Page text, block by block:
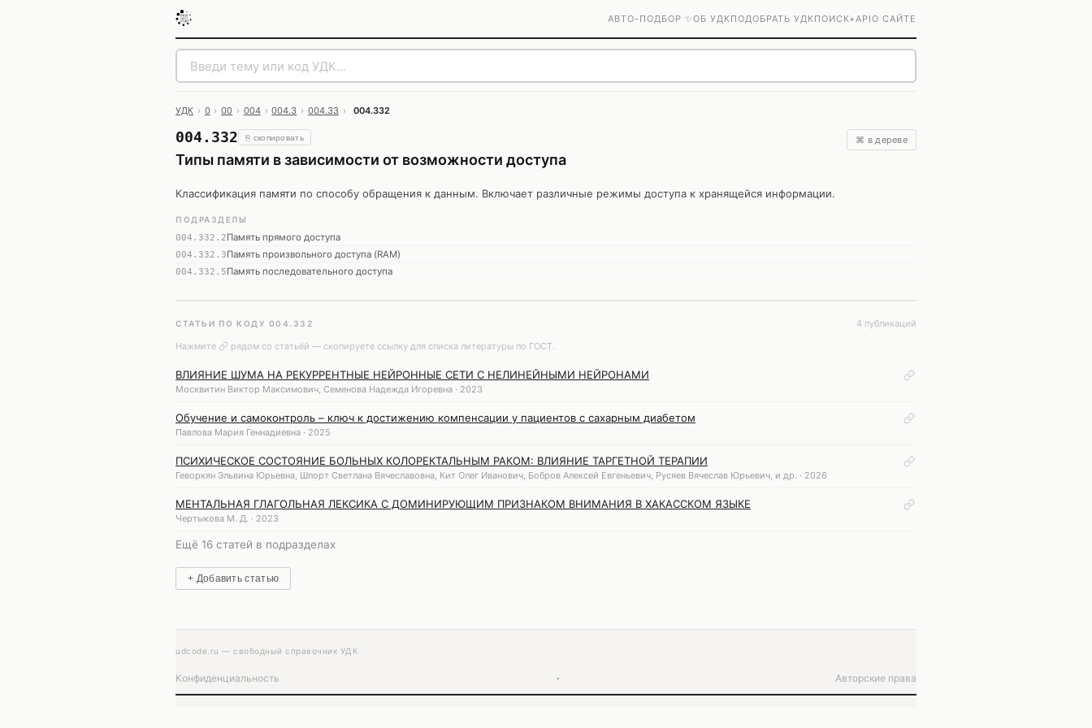
АВТО-ПОДБОР ✨ОБ УДКПОДОБРАТЬ УДКПОИСК+APIО САЙТЕ
УДК › 0 › 00 › 004 › 004.3 › 004.33 › 004.332
004.332 ⎘ скопировать
Типы памяти в зависимости от возможности доступа
⌘ в дереве
Классификация памяти по способу обращения к данным. Включает различные режимы доступа к хранящейся информации.
ПОДРАЗДЕЛЫ
004.332.2Память прямого доступа
004.332.3Память произвольного доступа (RAM)
004.332.5Память последовательного доступа
СТАТЬИ ПО КОДУ 004.332
4 публикаций
Нажмите
рядом со статьёй — скопируете ссылку для списка литературы по ГОСТ.
ВЛИЯНИЕ ШУМА НА РЕКУРРЕНТНЫЕ НЕЙРОННЫЕ СЕТИ С НЕЛИНЕЙНЫМИ НЕЙРОНАМИ
Москвитин Виктор Максимович, Семенова Надежда Игоревна · 2023
Обучение и самоконтроль – ключ к достижению компенсации у пациентов с сахарным диабетом
Павлова Мария Геннадиевна · 2025
ПСИХИЧЕСКОЕ СОСТОЯНИЕ БОЛЬНЫХ КОЛОРЕКТАЛЬНЫМ РАКОМ: ВЛИЯНИЕ ТАРГЕТНОЙ ТЕРАПИИ
Геворкян Эльвина Юрьевна, Шпорт Светлана Вячеславовна, Кит Олег Иванович, Бобров Алексей Евгеньевич, Русяев Вячеслав Юрьевич, и др. · 2026
МЕНТАЛЬНАЯ ГЛАГОЛЬНАЯ ЛЕКСИКА С ДОМИНИРУЮЩИМ ПРИЗНАКОМ ВНИМАНИЯ В ХАКАССКОМ ЯЗЫКЕ
Чертыкова М. Д. · 2023
Ещё 16 статей в подразделах
+ Добавить статью
udcode.ru — свободный справочник УДК
Конфиденциальность · Авторские права